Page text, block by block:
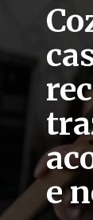
e